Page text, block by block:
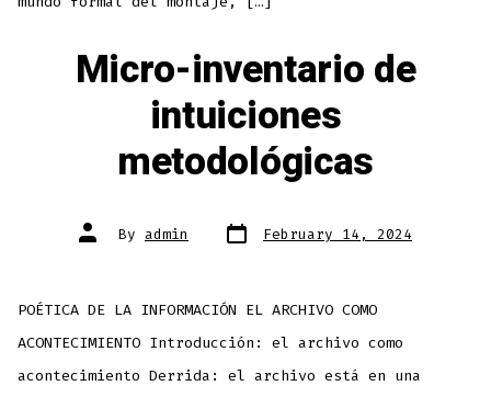
Micro-inventario de
intuiciones
metodológicas
Post
author
By admin Post
date February 14, 2024
POÉTICA DE LA INFORMACIÓN EL ARCHIVO COMO
ACONTECIMIENTO Introducción: el archivo como
acontecimiento Derrida: el archivo está en una